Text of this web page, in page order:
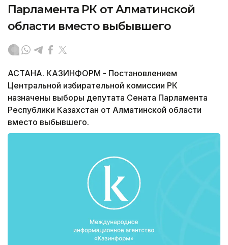
Парламента РК от Алматинской
области вместо выбывшего
АСТАНА. КАЗИНФОРМ - Постановлением
Центральной избирательной комиссии РК
назначены выборы депутата Сената Парламента
Республики Казахстан от Алматинской области
вместо выбывшего.